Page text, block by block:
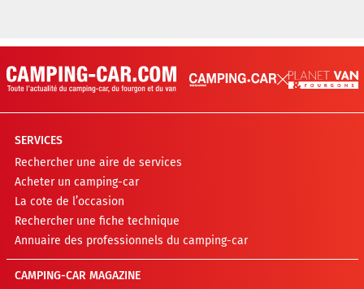
SERVICES
Rechercher une aire de services
Acheter un camping-car
La cote de l’occasion
Rechercher une fiche technique
Annuaire des professionnels du camping-car
CAMPING-CAR MAGAZINE